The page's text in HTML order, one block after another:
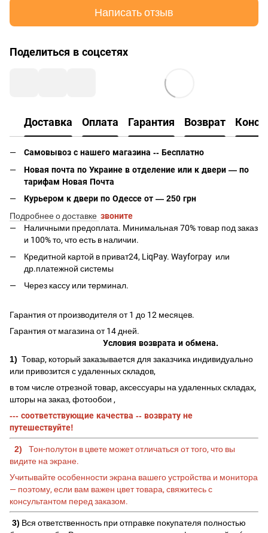
Написать отзыв
Поделиться в соцсетях
Доставка Оплата Гарантия Возврат
Самовывоз с нашего магазина -- Бесплатно
Новая почта по Украине в отделение или к двери — по
тарифам Новая Почта
Курьером к двери по Одессе от — 250 грн
Подробнее о доставке звоните
Наличными предоплата. Минимальная 70% товар под заказ
и 100% то, что есть в наличии.
Кредитной картой в приват24, LiqPay. Wayforpay или
др.платежной системы
Через кассу или терминал.
Гарантия от производителя от 1 до 12 месяцев.
Гарантия от магазина от 14 дней.
Условия возврата и обмена.
1) Товар, который заказывается для заказчика индивидуально
или привозится с удаленных складов,
в том числе отрезной товар, аксессуары на удаленных складах,
шторы на заказ, фотообои ,
--- соответствующие качества -- возврату не
путешествуйте!
2)
Тон-полутон в цвете может отличаться от того, что вы
видите на экране.
Учитывайте особенности экрана вашего устройства и монитора
— поэтому, если вам важен цвет товара, свяжитесь с
консультантом перед заказом.
3) Вся ответственность при отправке покупателя полностью